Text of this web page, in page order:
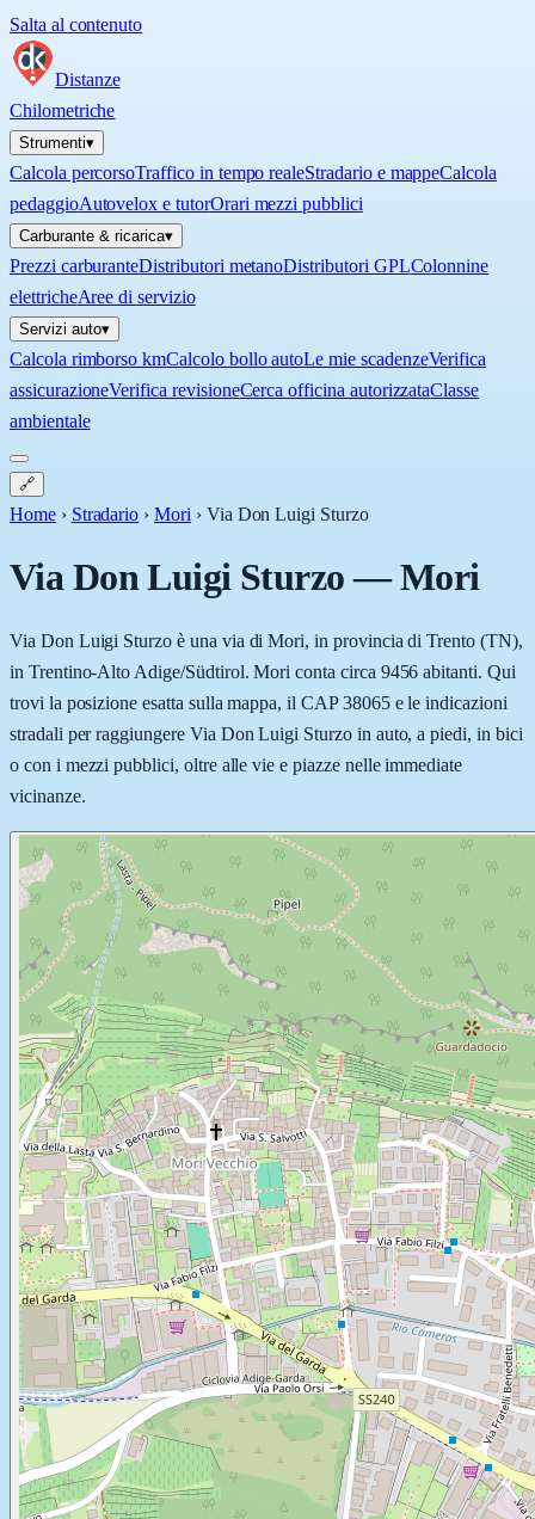
Salta al contenuto
Distanze
Chilometriche
Strumenti▾
Calcola percorsoTraffico in tempo realeStradario e mappeCalcola
pedaggioAutovelox e tutorOrari mezzi pubblici
Carburante & ricarica▾
Prezzi carburanteDistributori metanoDistributori GPLColonnine
elettricheAree di servizio
Servizi auto▾
Calcola rimborso kmCalcolo bollo autoLe mie scadenzeVerifica
assicurazioneVerifica revisioneCerca officina autorizzataClasse
ambientale
🔗
Home › Stradario › Mori › Via Don Luigi Sturzo
Via Don Luigi Sturzo—Mori
Via Don Luigi Sturzo è una via di Mori, in provincia di Trento (TN),
in Trentino-Alto Adige/Südtirol. Mori conta circa 9456 abitanti. Qui
trovi la posizione esatta sulla mappa, il CAP 38065 e le indicazioni
stradali per raggiungere Via Don Luigi Sturzo in auto, a piedi, in bici
o con i mezzi pubblici, oltre alle vie e piazze nelle immediate
vicinanze.